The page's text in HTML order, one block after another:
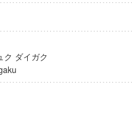
ク ダイガク